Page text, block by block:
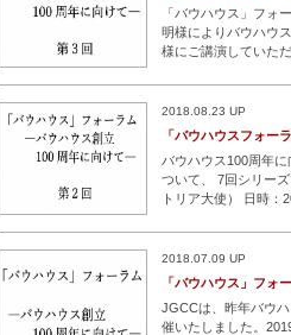
「バウハウス」フ
明様によりバウハウ
様にご講演していた
島大学名誉教…続き
2018.08.23 UP
「バウハウスフォ
バウハウス100周年
ついて、 7回シリー
トリア大使） 日時
http://www.jgcc.or.jp （
2018.07.09 UP
「バウハウス」フォ
JGCCは、昨年バウ
催いたしました。